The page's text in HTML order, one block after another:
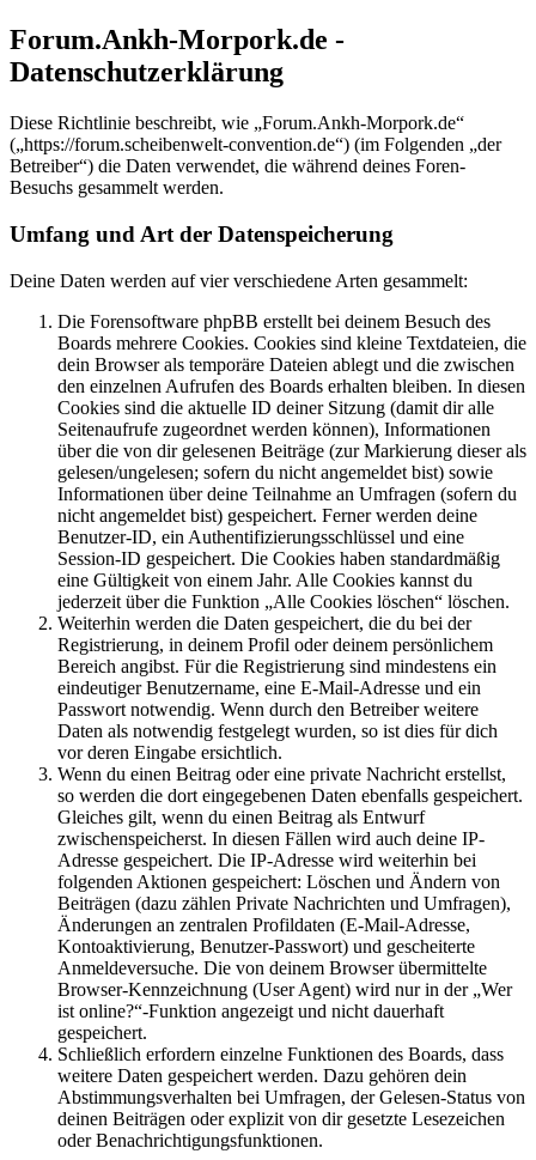
Forum.Ankh-Morpork.de -
Datenschutzerklärung
Diese Richtlinie beschreibt, wie „Forum.Ankh-Morpork.de“
(„https://forum.scheibenwelt-convention.de“) (im Folgenden „der
Betreiber“) die Daten verwendet, die während deines Foren-
Besuchs gesammelt werden.
Umfang und Art der Datenspeicherung
Deine Daten werden auf vier verschiedene Arten gesammelt:
Die Forensoftware phpBB erstellt bei deinem Besuch des
Boards mehrere Cookies. Cookies sind kleine Textdateien, die
dein Browser als temporäre Dateien ablegt und die zwischen
den einzelnen Aufrufen des Boards erhalten bleiben. In diesen
Cookies sind die aktuelle ID deiner Sitzung (damit dir alle
Seitenaufrufe zugeordnet werden können), Informationen
über die von dir gelesenen Beiträge (zur Markierung dieser als
gelesen/ungelesen; sofern du nicht angemeldet bist) sowie
Informationen über deine Teilnahme an Umfragen (sofern du
nicht angemeldet bist) gespeichert. Ferner werden deine
Benutzer-ID, ein Authentifizierungsschlüssel und eine
Session-ID gespeichert. Die Cookies haben standardmäßig
eine Gültigkeit von einem Jahr. Alle Cookies kannst du
jederzeit über die Funktion „Alle Cookies löschen“ löschen.
Weiterhin werden die Daten gespeichert, die du bei der
Registrierung, in deinem Profil oder deinem persönlichem
Bereich angibst. Für die Registrierung sind mindestens ein
eindeutiger Benutzername, eine E-Mail-Adresse und ein
Passwort notwendig. Wenn durch den Betreiber weitere
Daten als notwendig festgelegt wurden, so ist dies für dich
vor deren Eingabe ersichtlich.
Wenn du einen Beitrag oder eine private Nachricht erstellst,
so werden die dort eingegebenen Daten ebenfalls gespeichert.
Gleiches gilt, wenn du einen Beitrag als Entwurf
zwischenspeicherst. In diesen Fällen wird auch deine IP-
Adresse gespeichert. Die IP-Adresse wird weiterhin bei
folgenden Aktionen gespeichert: Löschen und Ändern von
Beiträgen (dazu zählen Private Nachrichten und Umfragen),
Änderungen an zentralen Profildaten (E-Mail-Adresse,
Kontoaktivierung, Benutzer-Passwort) und gescheiterte
Anmeldeversuche. Die von deinem Browser übermittelte
Browser-Kennzeichnung (User Agent) wird nur in der „Wer
ist online?“-Funktion angezeigt und nicht dauerhaft
gespeichert.
Schließlich erfordern einzelne Funktionen des Boards, dass
weitere Daten gespeichert werden. Dazu gehören dein
Abstimmungsverhalten bei Umfragen, der Gelesen-Status von
deinen Beiträgen oder explizit von dir gesetzte Lesezeichen
oder Benachrichtigungsfunktionen.